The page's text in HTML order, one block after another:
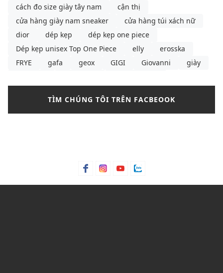
cách đo size giày tây nam
cận thị
cửa hàng giày nam sneaker
cửa hàng túi xách nữ
dior
dép kẹp
dép kẹp one piece
Dép kẹp unisex Top One Piece
elly
erosska
FRYE
gafa geox GIGI Giovanni
giày
giày búp bê pedro
giày búp bê đen
giày cao gót
giày dép nữ
Giày lười
giày mlb
giày sandals nữ
TÌM CHÚNG TÔI TRÊN FACBEOOK